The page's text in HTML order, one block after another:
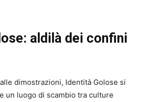
aldilà dei confini
dimostrazioni, Identità Golose si
un luogo di scambio tra culture